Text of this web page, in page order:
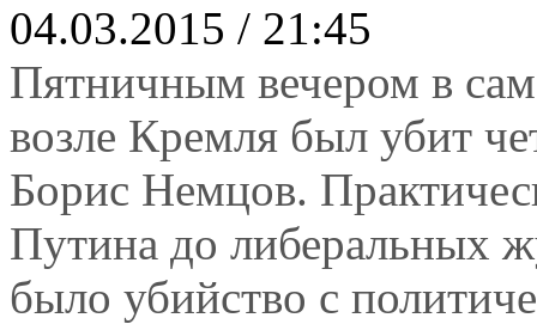
04.03.2015 / 21:45
Пятничным вечером в
возле Кремля был убит
Борис Немцов.
Путина до либеральных
было убийство с